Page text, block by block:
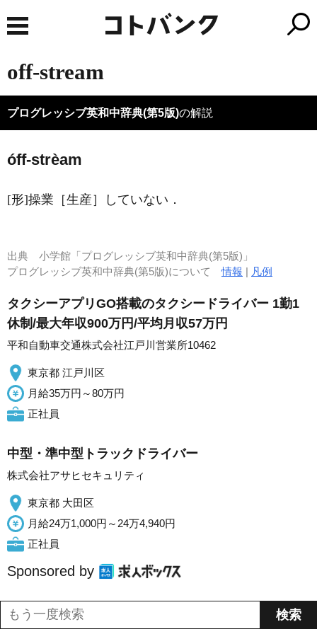
off-stream
プログレッシブ英和中辞典(第5版)の解説
óff-strèam
[形]操業［生産］していない ．
出典 小学館「プログレッシブ英和中辞典(第5版)」
プログレッシブ英和中辞典(第5版)について情報 | 凡例
タクシーアプリGO搭載のタクシードライバー 1勤1
休制/最大年収900万円/平均月収57万円
平和自動車交通株式会社江戸川営業所10462
東京都 江戸川区
月給35万円～80万円
正社員
中型・準中型トラックドライバー
株式会社アサヒセキュリティ
東京都 大田区
月給24万1,000円～24万4,940円
正社員
Sponsored by